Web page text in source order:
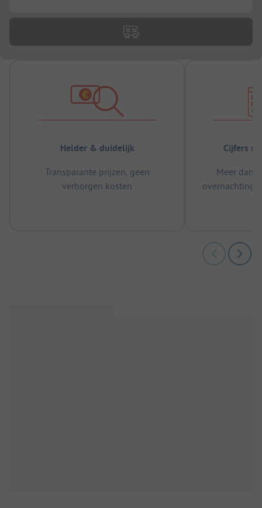
Helder & duidelijk
Transparante prijzen, geen
verborgen kosten
Cijfers
Meer dan